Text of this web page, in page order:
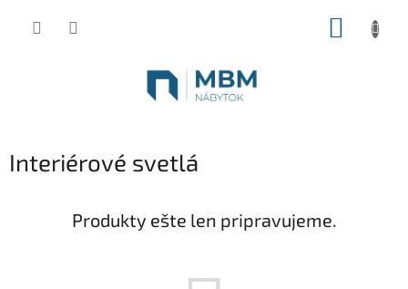
Interiérové svetlá
Produkty ešte len pripravujeme.